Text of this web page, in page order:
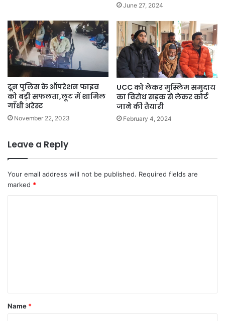
June 27, 2024
दून पुलिस के ऑपरेशन फाइव
को बड़ी सफलता,लूट में शामिल
गाँधी अरेस्ट
November 22, 2023
UCC को लेकर मुस्लिम समुदाय
का विरोध सड़क से लेकर कोर्ट
जाने की तैयारी
February 4, 2024
Leave a Reply
Your email address will not be published. Required fields are
marked *
t
*
Name *